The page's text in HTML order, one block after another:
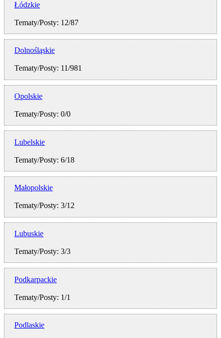
Łódzkie
Tematy/Posty: 12/87
Dolnośląskie
Tematy/Posty: 11/981
Opolskie
Tematy/Posty: 0/0
Lubelskie
Tematy/Posty: 6/18
Małopolskie
Tematy/Posty: 3/12
Lubuskie
Tematy/Posty: 3/3
Podkarpackie
Tematy/Posty: 1/1
Podlaskie